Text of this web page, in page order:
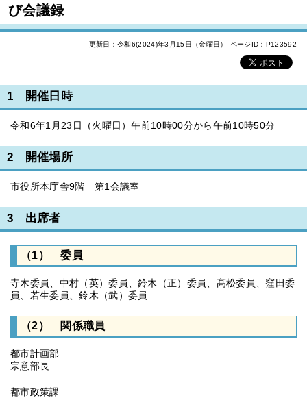
び会議録
更新日：令和6(2024)年3月15日（金曜日） ページID：P123592
1 開催日時
令和6年1月23日（火曜日）午前10時00分から午前10時50分
2 開催場所
市役所本庁舎9階 第1会議室
3 出席者
（1） 委員
寺木委員、中村（英）委員、鈴木（正）委員、髙松委員、窪田委
員、若生委員、鈴木（武）委員
（2） 関係職員
都市計画部
宗意部長
都市政策課